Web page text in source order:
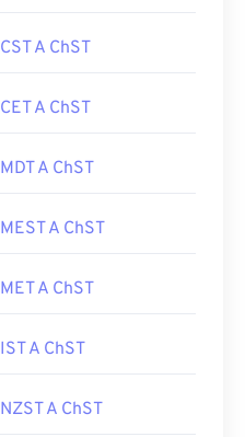
CST A ChST
CET A ChST
MDT A ChST
MEST A ChST
MET A ChST
IST A ChST
NZST A ChST